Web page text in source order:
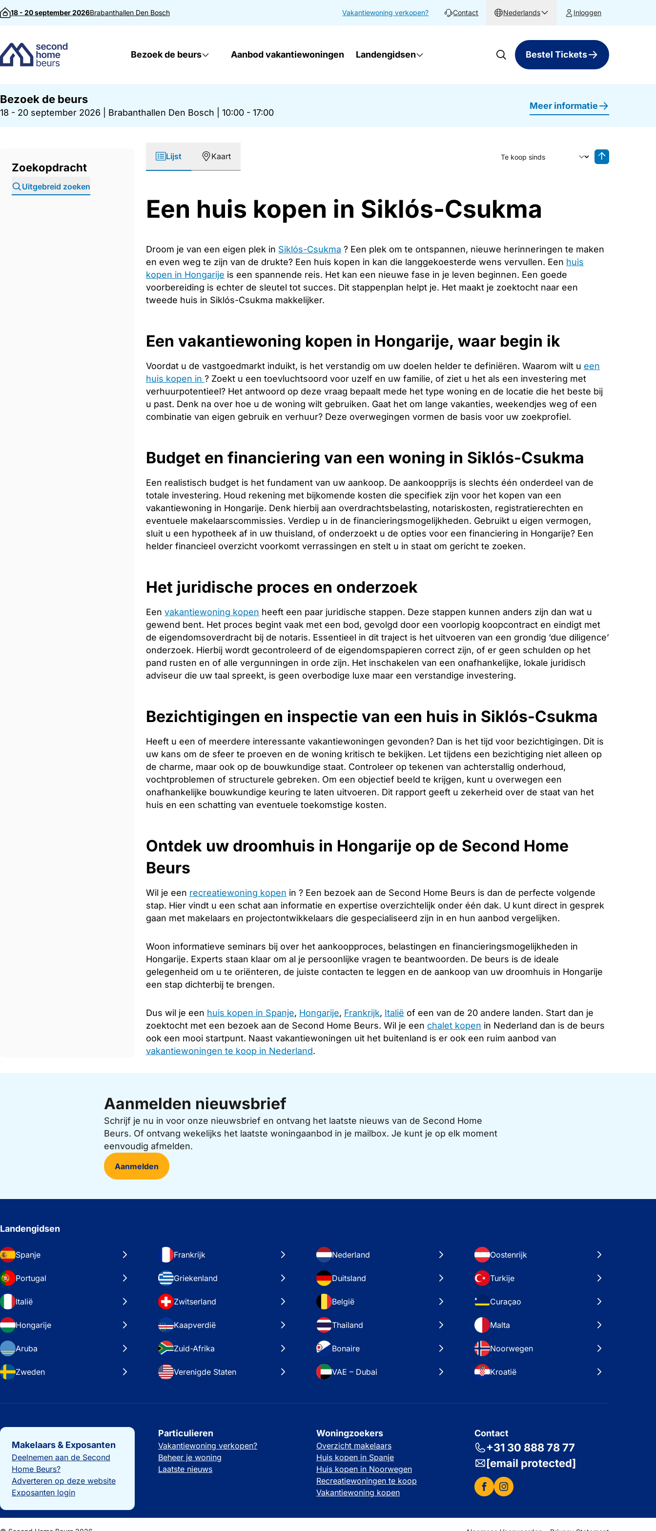
Direct naar inhoud
18 - 20 september 2026Brabanthallen Den Bosch Vakantiewoning verkopen? Contact Nederlands Inloggen
Bezoek de beurs Aanbod vakantiewoningen Landengidsen Bestel Tickets
Bezoek de beurs
18 - 20 september 2026 Brabanthallen Den Bosch 10:00 - 17:00
Meer informatie
Zoekopdracht
Uitgebreid zoeken
Lijst Kaart
Sorteer op
Een huis kopen in Siklós-Csukma
Droom je van een eigen plek in Siklós-Csukma ? Een plek om te ontspannen, nieuwe herinneringen te maken
en even weg te zijn van de drukte? Een huis kopen in kan die langgekoesterde wens vervullen. Een huis
kopen in Hongarije is een spannende reis. Het kan een nieuwe fase in je leven beginnen. Een goede
voorbereiding is echter de sleutel tot succes. Dit stappenplan helpt je. Het maakt je zoektocht naar een
tweede huis in Siklós-Csukma makkelijker.
Een vakantiewoning kopen in Hongarije, waar begin ik
Voordat u de vastgoedmarkt induikt, is het verstandig om uw doelen helder te definiëren. Waarom wilt u een
huis kopen in ? Zoekt u een toevluchtsoord voor uzelf en uw familie, of ziet u het als een investering met
verhuurpotentieel? Het antwoord op deze vraag bepaalt mede het type woning en de locatie die het beste bij
u past. Denk na over hoe u de woning wilt gebruiken. Gaat het om lange vakanties, weekendjes weg of een
combinatie van eigen gebruik en verhuur? Deze overwegingen vormen de basis voor uw zoekprofiel.
Budget en financiering van een woning in Siklós-Csukma
Een realistisch budget is het fundament van uw aankoop. De aankoopprijs is slechts één onderdeel van de
totale investering. Houd rekening met bijkomende kosten die specifiek zijn voor het kopen van een
vakantiewoning in Hongarije. Denk hierbij aan overdrachtsbelasting, notariskosten, registratierechten en
eventuele makelaarscommissies. Verdiep u in de financieringsmogelijkheden. Gebruikt u eigen vermogen,
sluit u een hypotheek af in uw thuisland, of onderzoekt u de opties voor een financiering in Hongarije? Een
helder financieel overzicht voorkomt verrassingen en stelt u in staat om gericht te zoeken.
Het juridische proces en onderzoek
Een vakantiewoning kopen heeft een paar juridische stappen. Deze stappen kunnen anders zijn dan wat u
gewend bent. Het proces begint vaak met een bod, gevolgd door een voorlopig koopcontract en eindigt met
de eigendomsoverdracht bij de notaris. Essentieel in dit traject is het uitvoeren van een grondig ‘due diligence’
onderzoek. Hierbij wordt gecontroleerd of de eigendomspapieren correct zijn, of er geen schulden op het
pand rusten en of alle vergunningen in orde zijn. Het inschakelen van een onafhankelijke, lokale juridisch
adviseur die uw taal spreekt, is geen overbodige luxe maar een verstandige investering.
Bezichtigingen en inspectie van een huis in Siklós-Csukma
Heeft u een of meerdere interessante vakantiewoningen gevonden? Dan is het tijd voor bezichtigingen. Dit is
uw kans om de sfeer te proeven en de woning kritisch te bekijken. Let tijdens een bezichtiging niet alleen op
de charme, maar ook op de bouwkundige staat. Controleer op tekenen van achterstallig onderhoud,
vochtproblemen of structurele gebreken. Om een objectief beeld te krijgen, kunt u overwegen een
onafhankelijke bouwkundige keuring te laten uitvoeren. Dit rapport geeft u zekerheid over de staat van het
huis en een schatting van eventuele toekomstige kosten.
Ontdek uw droomhuis in Hongarije op de Second Home
Beurs
Wil je een recreatiewoning kopen in ? Een bezoek aan de Second Home Beurs is dan de perfecte volgende
stap. Hier vindt u een schat aan informatie en expertise overzichtelijk onder één dak. U kunt direct in gesprek
gaan met makelaars en projectontwikkelaars die gespecialiseerd zijn in en hun aanbod vergelijken.
Woon informatieve seminars bij over het aankoopproces, belastingen en financieringsmogelijkheden in
Hongarije. Experts staan klaar om al je persoonlijke vragen te beantwoorden. De beurs is de ideale
gelegenheid om u te oriënteren, de juiste contacten te leggen en de aankoop van uw droomhuis in Hongarije
een stap dichterbij te brengen.
Dus wil je een huis kopen in Spanje, Hongarije, Frankrijk, Italië of een van de 20 andere landen. Start dan je
zoektocht met een bezoek aan de Second Home Beurs. Wil je een chalet kopen in Nederland dan is de beurs
ook een mooi startpunt. Naast vakantiewoningen uit het buitenland is er ook een ruim aanbod van
vakantiewoningen te koop in Nederland.
Aanmelden nieuwsbrief
Schrijf je nu in voor onze nieuwsbrief en ontvang het laatste nieuws van de Second Home
Beurs. Of ontvang wekelijks het laatste woningaanbod in je mailbox. Je kunt je op elk moment
eenvoudig afmelden.
Aanmelden
Landengidsen
Spanje Frankrijk Nederland Oostenrijk
Portugal Griekenland Duitsland Turkije
Italië Zwitserland België Curaçao
Hongarije Kaapverdië Thailand Malta
Aruba Zuid-Afrika Bonaire Noorwegen
Zweden Verenigde Staten VAE – Dubai Kroatië
Belangrijke links
Makelaars & Exposanten
Deelnemen aan de Second
Home Beurs?
Adverteren op deze website
Exposanten login
Particulieren
Vakantiewoning verkopen?
Beheer je woning
Laatste nieuws
Woningzoekers
Overzicht makelaars
Huis kopen in Spanje
Huis kopen in Noorwegen
Recreatiewoningen te koop
Vakantiewoning kopen
Contact
+31 30 888 78 77
[email protected]